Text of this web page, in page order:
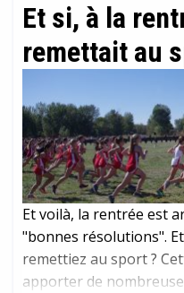
Et si, à la
remettait au
Et voilà, la rentrée est
"bonnes résolutions".
remettiez au sport ?
apporter de